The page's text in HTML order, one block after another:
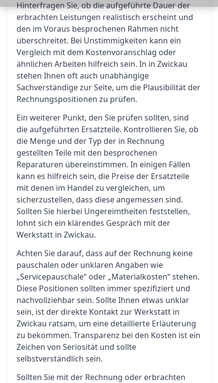
Hinterfragen Sie, ob die aufgeführte Dauer der
erbrachten Leistungen realistisch erscheint und
den im Voraus besprochenen Rahmen nicht
überschreitet. Bei Unstimmigkeiten kann ein
Vergleich mit dem Kostenvoranschlag oder
ähnlichen Arbeiten hilfreich sein. In in Zwickau
stehen Ihnen oft auch unabhängige
Sachverständige zur Seite, um die Plausibilität der
Rechnungspositionen zu prüfen.
Ein weiterer Punkt, den Sie prüfen sollten, sind
die aufgeführten Ersatzteile. Kontrollieren Sie, ob
die Menge und der Typ der in Rechnung
gestellten Teile mit den besprochenen
Reparaturen übereinstimmen. In einigen Fällen
kann es hilfreich sein, die Preise der Ersatzteile
mit denen im Handel zu vergleichen, um
sicherzustellen, dass diese angemessen sind.
Sollten Sie hierbei Ungereimtheiten feststellen,
lohnt sich ein klärendes Gespräch mit der
Werkstatt in Zwickau.
Achten Sie darauf, dass auf der Rechnung keine
pauschalen oder unklaren Angaben wie
„Servicepauschale“ oder „Materialkosten“ stehen.
Diese Positionen sollten immer spezifiziert und
nachvollziehbar sein. Sollte Ihnen etwas unklar
sein, ist der direkte Kontakt zur Werkstatt in
Zwickau ratsam, um eine detaillierte Erläuterung
zu bekommen. Transparenz bei den Kosten ist ein
Zeichen von Seriosität und sollte
selbstverständlich sein.
Sollten Sie mit der Rechnung oder erbrachten